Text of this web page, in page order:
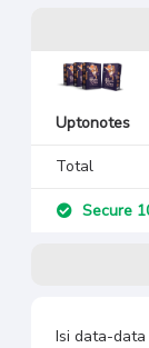
Uptonotes
Total
Secure
Isi data-data